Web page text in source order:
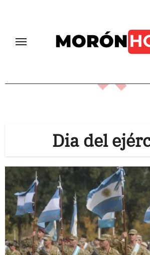
Dia del